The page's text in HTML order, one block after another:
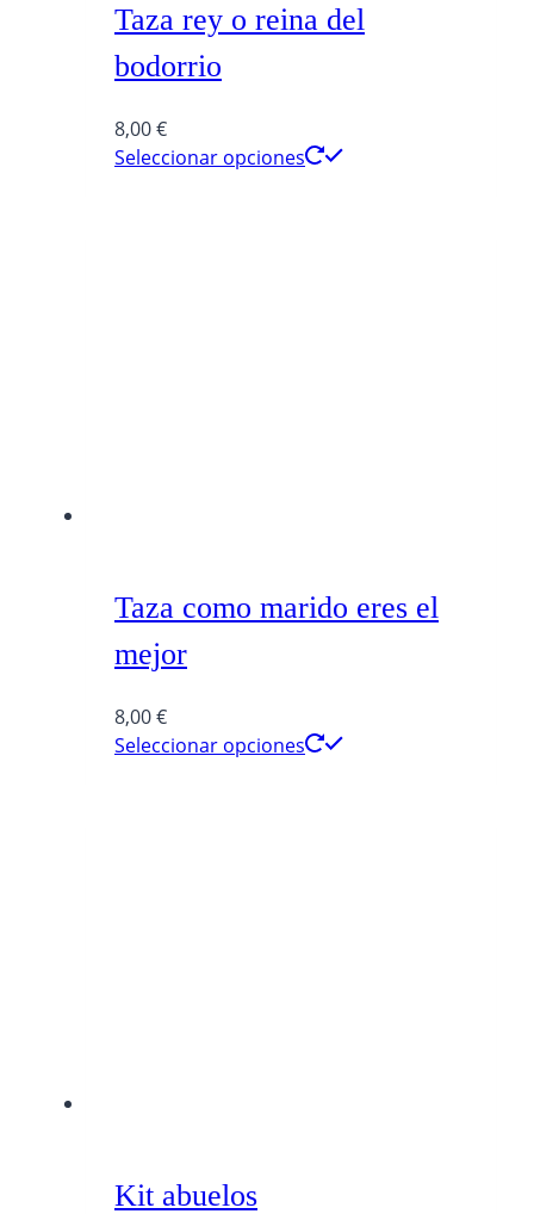
Taza rey o reina del
bodorrio
8,00€
Seleccionar opciones
Taza como marido eres el
mejor
8,00€
Seleccionar opciones
Kit abuelos